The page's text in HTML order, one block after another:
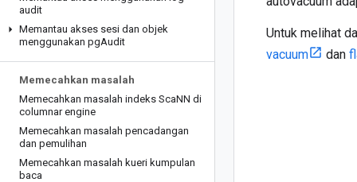
audit
Memantau akses sesi dan objek
menggunakan pgAudit
Memecahkan masalah
Memecahkan masalah indeks ScaNN di
columnar engine
Memecahkan masalah pencadangan
dan pemulihan
Memecahkan masalah kueri kumpulan
baca
Untuk melihat
vacuum
dan